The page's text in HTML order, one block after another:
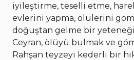
iyileştirme, teselli etme,
evlerini yapma, ölülerini
doğuştan gelme bir yeteneği
Ceyran, ölüyü bulmak ve
Rahşan teyzeyi kederli bir